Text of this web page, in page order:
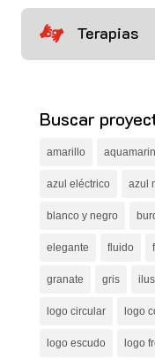
 Terapias
Buscar
amarillo
azul eléctrico azul
blanco y negro
elegante fluido
granate gris
logo circular logo
logo escudo logo